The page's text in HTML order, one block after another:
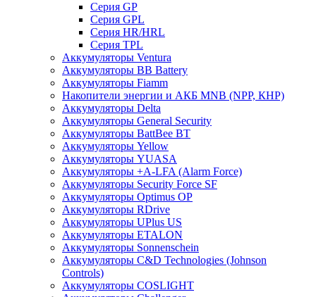
Cерия GP
Серия GPL
Серия HR/HRL
Серия TPL
Аккумуляторы Ventura
Аккумуляторы BB Battery
Аккумуляторы Fiamm
Накопители энергии и АКБ MNB (NPP, КНР)
Аккумуляторы Delta
Аккумуляторы General Security
Аккумуляторы BattBee BT
Аккумуляторы Yellow
Аккумуляторы YUASA
Аккумуляторы +A-LFA (Alarm Force)
Аккумуляторы Security Force SF
Аккумуляторы Optimus OP
Аккумуляторы RDrive
Аккумуляторы UPlus US
Аккумуляторы ETALON
Аккумуляторы Sonnenschein
Аккумуляторы С&D Technologies (Johnson
Controls)
Аккумуляторы COSLIGHT